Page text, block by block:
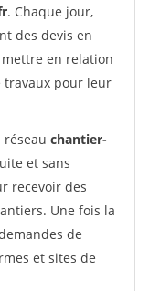
. Chaque jour,
des devis en
en relation
travaux pour leur
réseau chantier-
et sans
recevoir des
Une fois la
de
et sites de